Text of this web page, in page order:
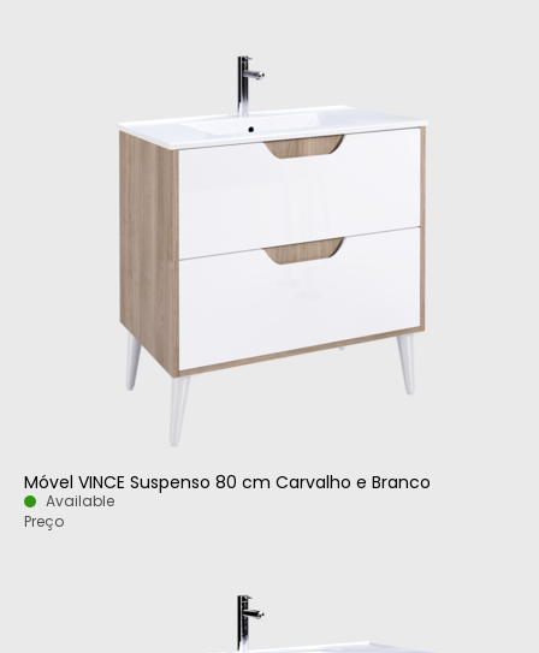
Móvel VINCE Suspenso 80 cm Carvalho e Branco
Available
Preço